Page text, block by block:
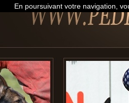
En poursuivant votre navigation,